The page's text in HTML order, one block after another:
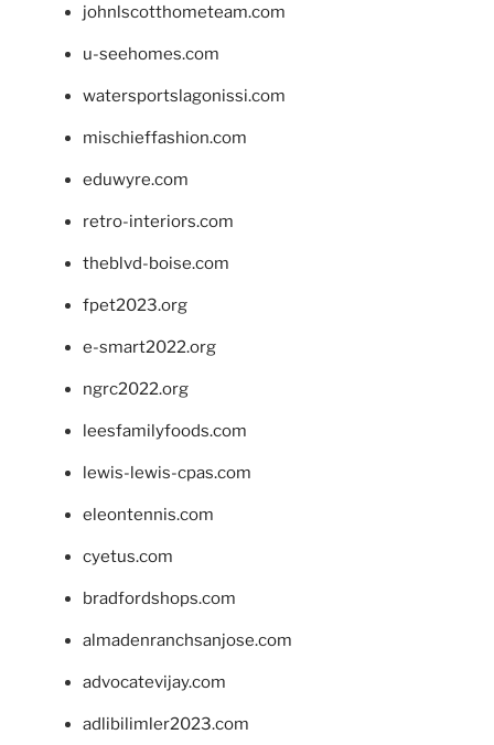
johnlscotthometeam.com
u-seehomes.com
watersportslagonissi.com
mischieffashion.com
eduwyre.com
retro-interiors.com
theblvd-boise.com
fpet2023.org
e-smart2022.org
ngrc2022.org
leesfamilyfoods.com
lewis-lewis-cpas.com
eleontennis.com
cyetus.com
bradfordshops.com
almadenranchsanjose.com
advocatevijay.com
adlibilimler2023.com